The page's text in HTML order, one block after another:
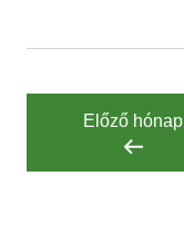
Előző hónap